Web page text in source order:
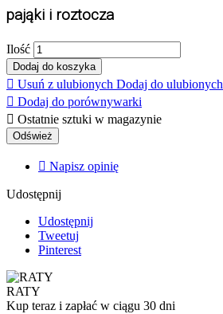
pająki i roztocza
Ilość
Dodaj do koszyka
 Usuń z ulubionych Dodaj do ulubionych
 Dodaj do porównywarki
 Ostatnie sztuki w magazynie
 Napisz opinię
Udostępnij
Udostępnij
Tweetuj
Pinterest
RATY
Kup teraz i zapłać w ciągu 30 dni